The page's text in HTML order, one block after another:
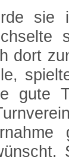
sie
dort
gute